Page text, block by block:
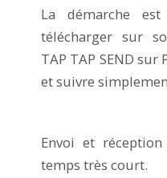
La démarche
télécharger sur
TAP TAP SEND
et suivre
Envoi et
temps très court.